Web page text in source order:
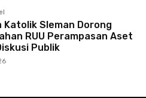
Katolik Sleman Dorong
RUU Perampasan Aset
Publik